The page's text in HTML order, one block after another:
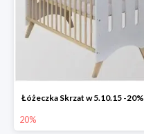
Łóżeczka Skrzat w 5.10.15 -20%
20%